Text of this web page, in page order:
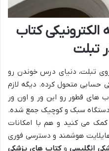
کتاب
تبلت
تبلت، دنیای درس خوندن رو
حسابی متحول کرده. دیگه لازم
های قطور رو این ور و اون ور
دستگاه سبک و کوچیک جمع شده.
می کنید و هم با امکانات
هوشمند و دسترسی فوری
انگلیسیوکتاب های پزشکی